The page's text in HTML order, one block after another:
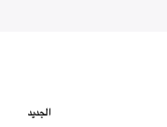
الجديد